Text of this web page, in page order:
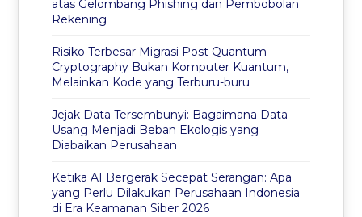
atas Gelombang Phishing dan Pembobolan
Rekening
Risiko Terbesar Migrasi Post Quantum
Cryptography Bukan Komputer Kuantum,
Melainkan Kode yang Terburu-buru
Jejak Data Tersembunyi: Bagaimana Data
Usang Menjadi Beban Ekologis yang
Diabaikan Perusahaan
Ketika AI Bergerak Secepat Serangan: Apa
yang Perlu Dilakukan Perusahaan Indonesia
di Era Keamanan Siber 2026